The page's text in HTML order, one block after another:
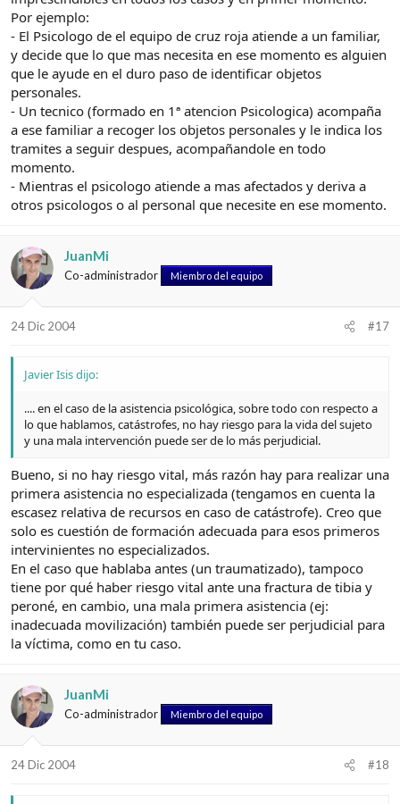
Por ejemplo:
- El Psicologo de el equipo de cruz roja atiende a un familiar,
y decide que lo que mas necesita en ese momento es alguien
que le ayude en el duro paso de identificar objetos
personales.
- Un tecnico (formado en 1ª atencion Psicologica) acompaña
a ese familiar a recoger los objetos personales y le indica los
tramites a seguir despues, acompañandole en todo
momento.
- Mientras el psicologo atiende a mas afectados y deriva a
otros psicologos o al personal que necesite en ese momento.
JuanMi
Co-administrador Miembro del equipo
24 Dic 2004 #17
Javier Isis dijo:
.... en el caso de la asistencia psicológica, sobre todo con respecto a
lo que hablamos, catástrofes, no hay riesgo para la vida del sujeto
y una mala intervención puede ser de lo más perjudicial.
Bueno, si no hay riesgo vital, más razón hay para realizar una
primera asistencia no especializada (tengamos en cuenta la
escasez relativa de recursos en caso de catástrofe). Creo que
solo es cuestión de formación adecuada para esos primeros
intervinientes no especializados.
En el caso que hablaba antes (un traumatizado), tampoco
tiene por qué haber riesgo vital ante una fractura de tibia y
peroné, en cambio, una mala primera asistencia (ej:
inadecuada movilización) también puede ser perjudicial para
la víctima, como en tu caso.
JuanMi
Co-administrador Miembro del equipo
24 Dic 2004 #18